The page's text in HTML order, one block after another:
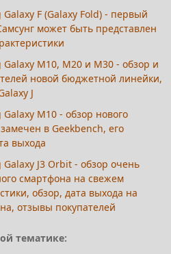
F (Galaxy Fold) - первый
может быть представлен
Galaxy M10, M20 и M30 - обзор и
новой бюджетной линейки,
J
M10 - обзор нового
в Geekbench, его
выхода
Galaxy J3 Orbit - обзор очень
смартфона на свежем
обзор, дата выхода на
отзывы покупателей
тематике: